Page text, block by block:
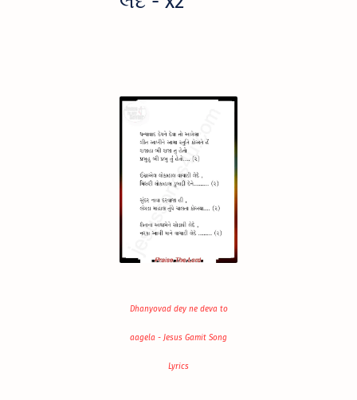
Dhanyovad dey ne deva to
aagela - Jesus Gamit Song
Lyrics